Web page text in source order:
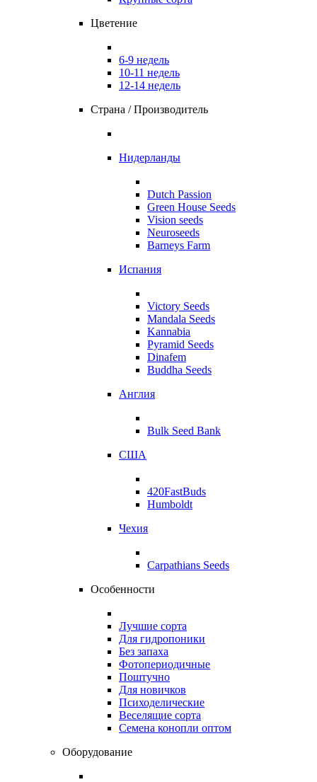
Цветение
6-9 недель
10-11 недель
12-14 недель
Страна / Производитель
Нидерланды
Dutch Passion
Green House Seeds
Vision seeds
Neuroseeds
Barneys Farm
Испания
Victory Seeds
Mandala Seeds
Kannabia
Pyramid Seeds
Dinafem
Buddha Seeds
Англия
Bulk Seed Bank
США
420FastBuds
Humboldt
Чехия
Carpathians Seeds
Особенности
Лучшие сорта
Для гидропоники
Без запаха
Фотопериодичные
Поштучно
Для новичков
Психоделические
Веселящие сорта
Семена конопли оптом
Оборудование